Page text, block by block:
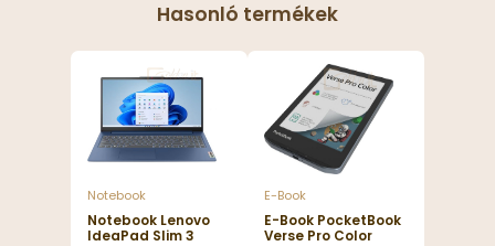
Hasonló termékek
Notebook
Notebook Lenovo
IdeaPad Slim 3
E-Book
E-Book PocketBook
Verse Pro Color